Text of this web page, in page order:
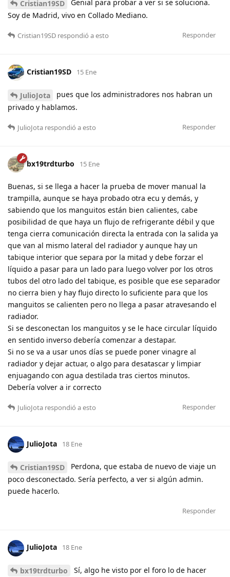
Cristian19SD
Genial para probar a ver si se soluciona.
Soy de Madrid, vivo en Collado Mediano.
Responder
Cristian19SD respondió a esto
Cristian19SD 15 Ene
JulioJota
pues que los administradores nos habran un
privado y hablamos.
Responder
JulioJota respondió a esto
bx19trdturbo 15 Ene
Buenas, si se llega a hacer la prueba de mover manual la
trampilla, aunque se haya probado otra ecu y demás, y
sabiendo que los manguitos están bien calientes, cabe
posibilidad de que haya un flujo de refrigerante débil y que
tenga cierra comunicación directa la entrada con la salida ya
que van al mismo lateral del radiador y aunque hay un
tabique interior que separa por la mitad y debe forzar el
líquido a pasar para un lado para luego volver por los otros
tubos del otro lado del tabique, es posible que ese separador
no cierra bien y hay flujo directo lo suficiente para que los
manguitos se calienten pero no llega a pasar atravesando el
radiador.
Si se desconectan los manguitos y se le hace circular líquido
en sentido inverso debería comenzar a destapar.
Si no se va a usar unos días se puede poner vinagre al
radiador y dejar actuar, o algo para desatascar y limpiar
enjuagando con agua destilada tras ciertos minutos.
Debería volver a ir correcto
Responder
JulioJota respondió a esto
JulioJota 18 Ene
Cristian19SD
Perdona, que estaba de nuevo de viaje un
poco desconectado. Sería perfecto, a ver si algún admin.
puede hacerlo.
Responder
JulioJota 18 Ene
bx19trdturbo
Sí, algo he visto por el foro lo de hacer